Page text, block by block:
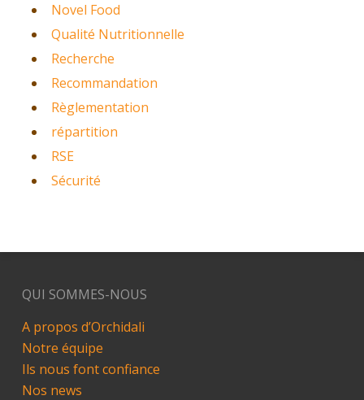
Novel Food
Qualité Nutritionnelle
Recherche
Recommandation
Règlementation
répartition
RSE
Sécurité
QUI SOMMES-NOUS
A propos d’Orchidali
Notre équipe
Ils nous font confiance
Nos news